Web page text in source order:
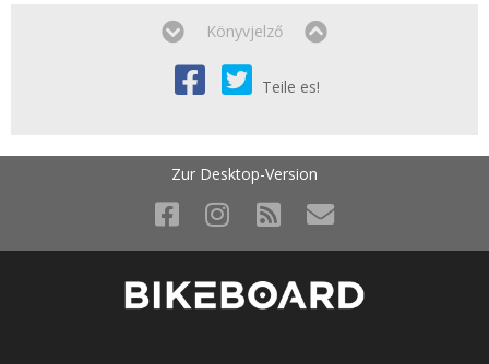
Könyvjelző
Teile es!
Zur Desktop-Version